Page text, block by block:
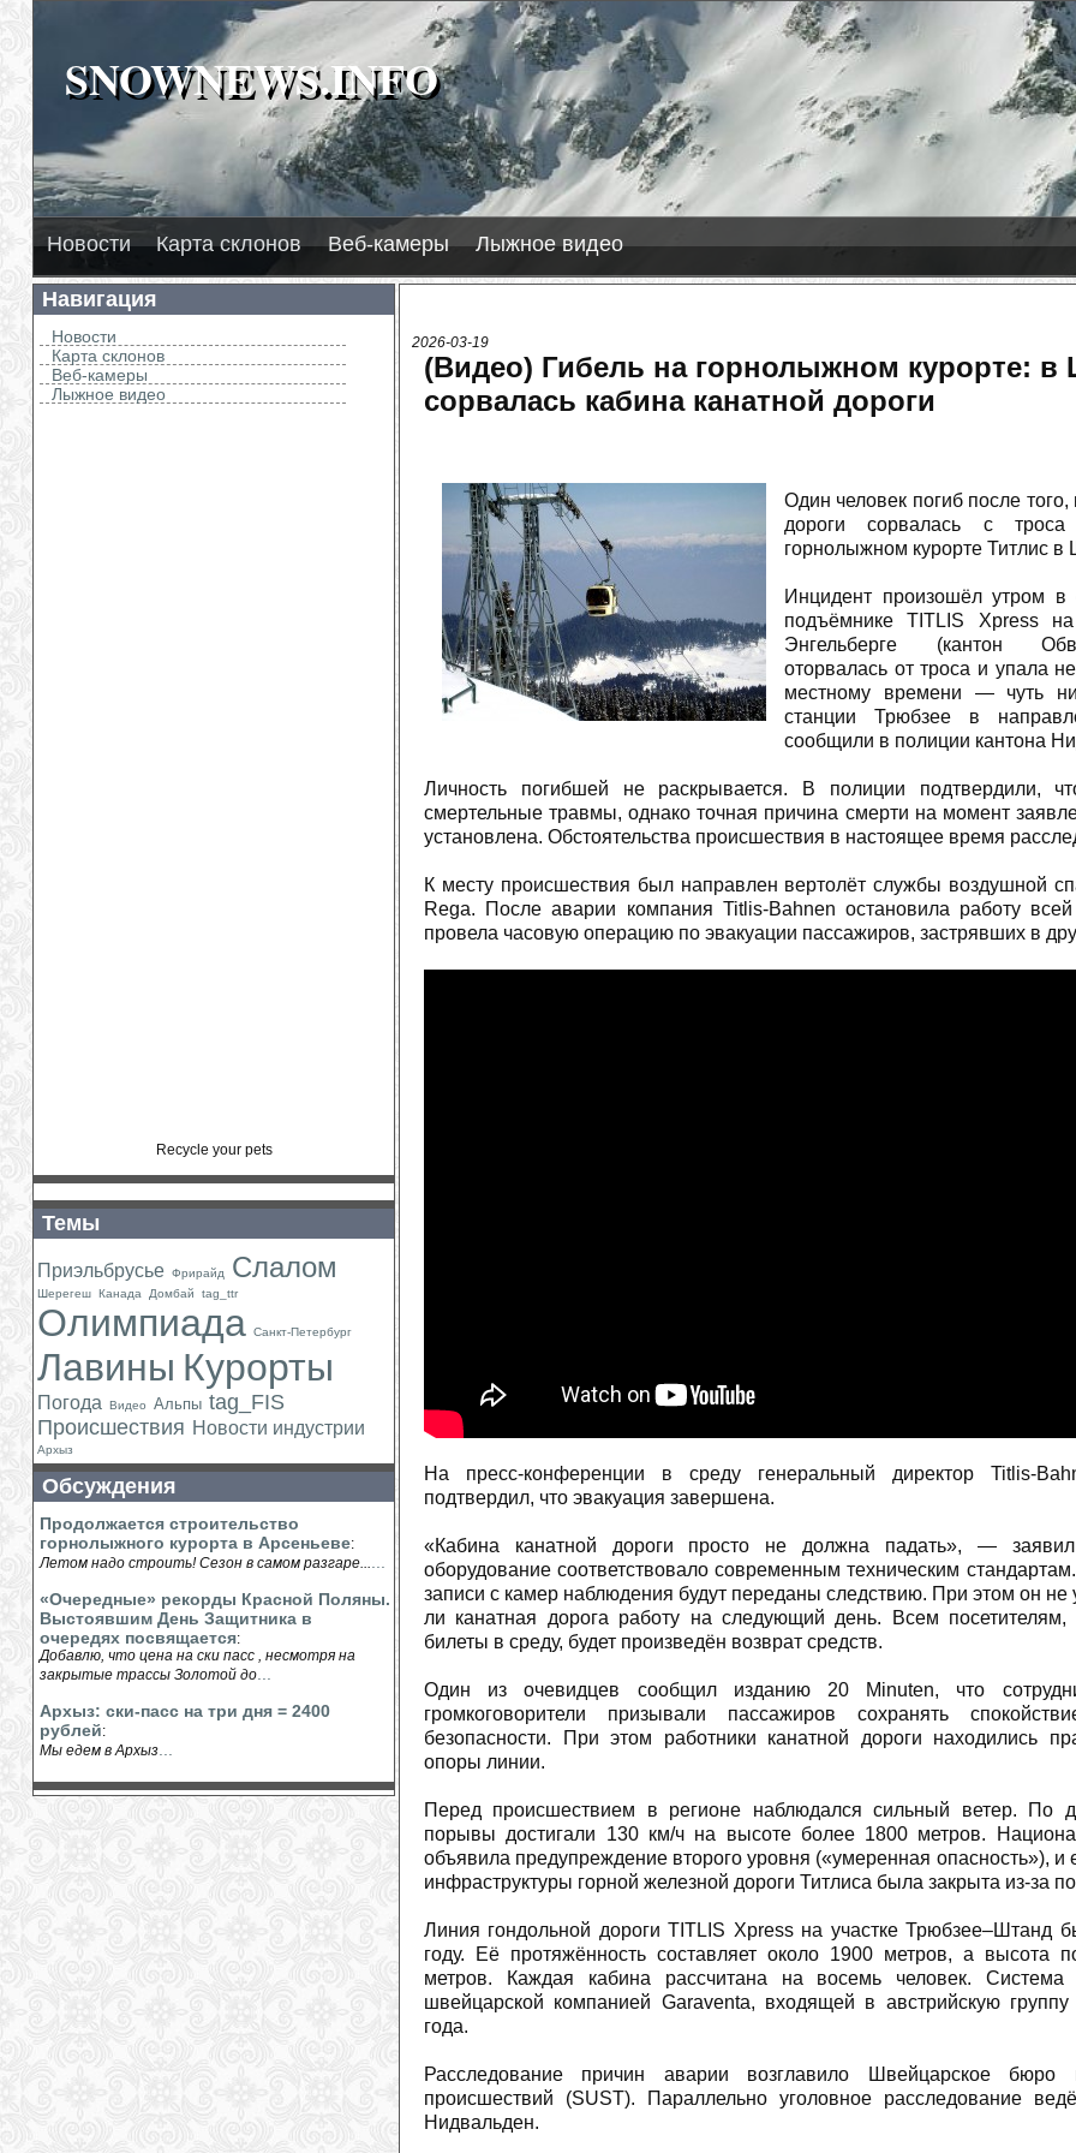
SNOWNEWS.INFO
SNOWNEWS.INFO
2026-08-08
Лас Леньяс
+1 см снега
Новости Карта склонов Веб-камеры Лыжное видео
Навигация
Новости
Карта склонов
Веб-камеры
Лыжное видео
Recycle your pets
Темы
Приэльбрусье Фрирайд Слалом
Шерегеш Канада Домбай tag_ttr
Олимпиада Санкт-Петербург
Лавины Курорты
Погода Видео Альпы tag_FIS
Происшествия Новости индустрии
Архыз
Обсуждения
Продолжается строительство
горнолыжного курорта в Арсеньеве:
Летом надо строить! Сезон в самом разгаре...
«Очередные» рекорды Красной Поляны.
Выстоявшим День Защитника в
очередях посвящается:
Добавлю, что цена на ски пасс , несмотря на
закрытые трассы Золотой до
Архыз: ски-пасс на три дня = 2400
рублей:
Мы едем в Архыз
2026-03-19
(Видео) Гибель на горнолыжном курорте: в
сорвалась кабина канатной дороги
Один человек погиб после того,
дороги сорвалась с
горнолыжном курорте Титлис в
Инцидент произошёл утром
подъёмнике TITLIS Xpress
Энгельберге (кантон
оторвалась от троса и упала
местному времени — чуть
станции Трюбзее в
сообщили в полиции кантона
Личность погибшей не раскрывается. В полиции подтвердили,
смертельные травмы, однако точная причина смерти на момент
установлена. Обстоятельства происшествия в настоящее время
К месту происшествия был направлен вертолёт службы воздушной
Rega. После аварии компания Titlis-Bahnen остановила работу
провела часовую операцию по эвакуации пассажиров, застрявших в
На пресс-конференции в среду генеральный директор Titlis-
подтвердил, что эвакуация завершена.
«Кабина канатной дороги просто не должна падать», —
оборудование соответствовало современным техническим
записи с камер наблюдения будут переданы следствию. При этом он не
ли канатная дорога работу на следующий день. Всем
билеты в среду, будет произведён возврат средств.
Один из очевидцев сообщил изданию 20 Minuten, что
громкоговорители призывали пассажиров сохранять
безопасности. При этом работники канатной дороги находились
опоры линии.
Перед происшествием в регионе наблюдался сильный ветер. По
порывы достигали 130 км/ч на высоте более 1800 метров.
объявила предупреждение второго уровня («умеренная опасность»), и
инфраструктуры горной железной дороги Титлиса была закрыта из-за
Линия гондольной дороги TITLIS Xpress на участке Трюбзее–Штанд
году. Её протяжённость составляет около 1900 метров, а
метров. Каждая кабина рассчитана на восемь человек. Система
швейцарской компанией Garaventa, входящей в австрийскую
года.
Расследование причин аварии возглавило Швейцарское бюро
происшествий (SUST). Параллельно уголовное расследование
Нидвальден.